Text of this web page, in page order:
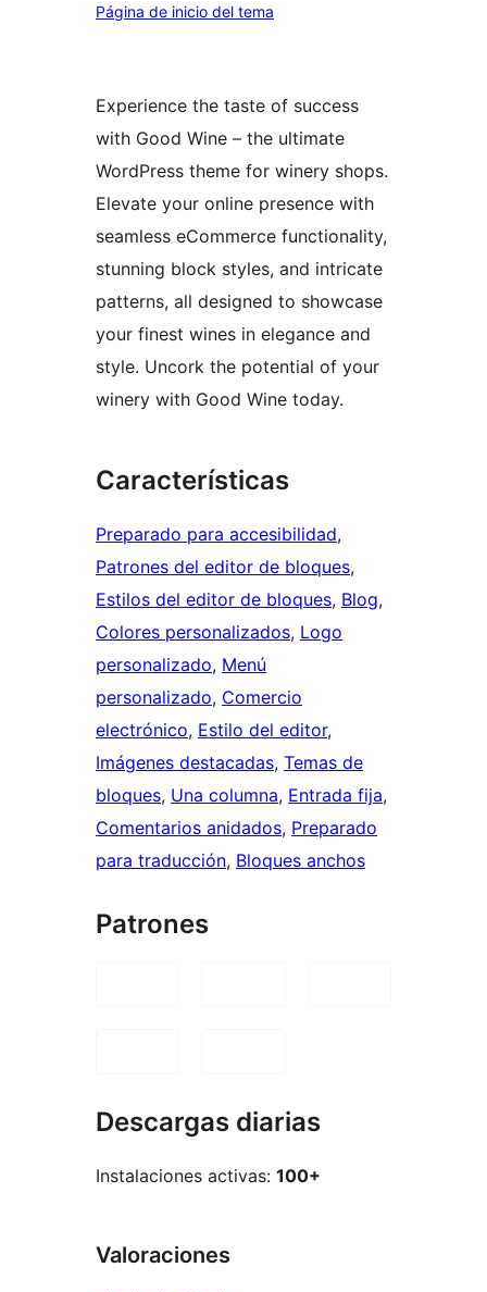
Página de inicio del tema
Experience the taste of success
with Good Wine – the ultimate
WordPress theme for winery shops.
Elevate your online presence with
seamless eCommerce functionality,
stunning block styles, and intricate
patterns, all designed to showcase
your finest wines in elegance and
style. Uncork the potential of your
winery with Good Wine today.
Características
Preparado para accesibilidad
Patrones del editor de bloques
Estilos del editor de bloques, Blog
Colores personalizados, Logo
personalizado, Menú
personalizado, Comercio
electrónico, Estilo del editor
Imágenes destacadas, Temas de
bloques, Una columna, Entrada fija
Comentarios anidados, Preparado
para traducción, Bloques anchos
Patrones
Descargas diarias
Instalaciones activas: 100+
Valoraciones